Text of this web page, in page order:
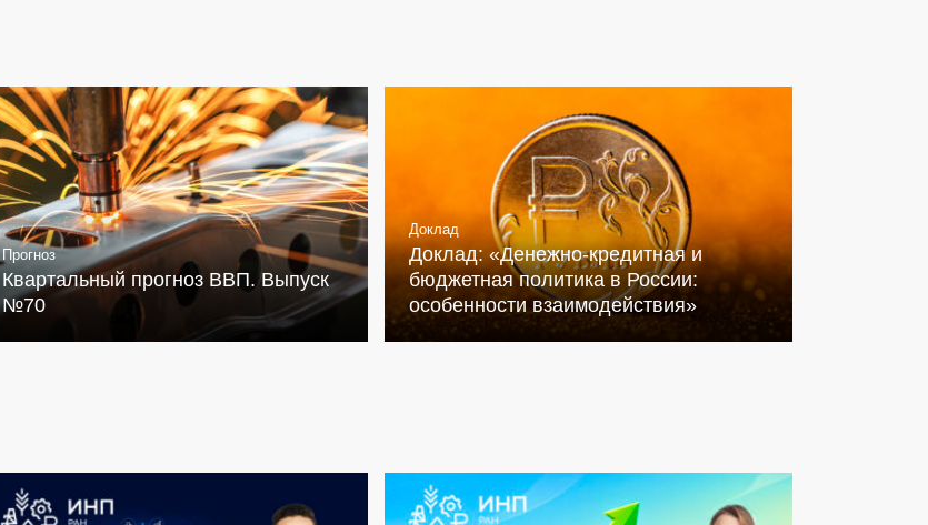
Прогноз
Квартальный прогноз ВВП. Выпуск
№70
Доклад
Доклад: «Денежно-кредитная и
бюджетная политика в России:
особенности взаимодействия»